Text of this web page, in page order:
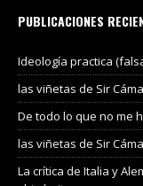
PUBLICACIONES
Ideología practica
las viñetas de Sir
De todo lo que no me
las viñetas de Sir
La crítica de Italia y